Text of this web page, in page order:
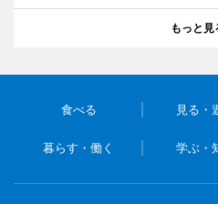
もっと見
食べる 見る・
暮らす・働く 学ぶ・